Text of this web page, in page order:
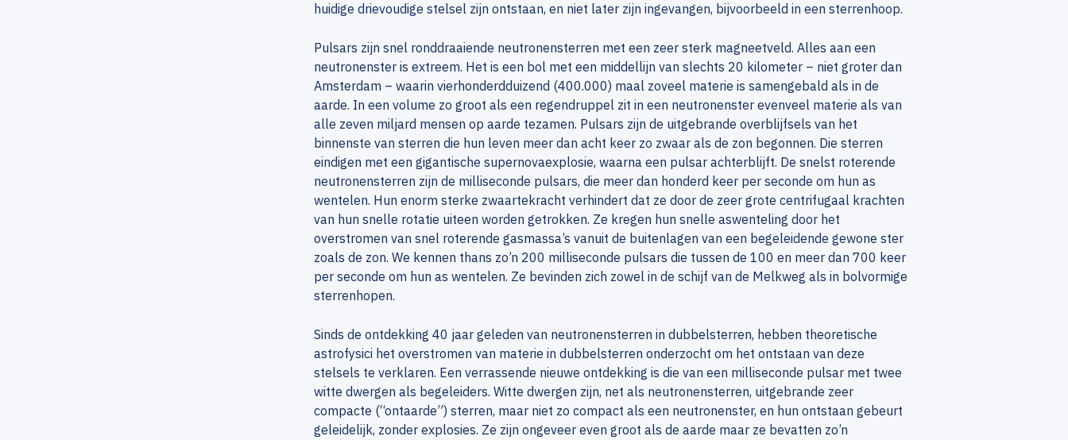
huidige drievoudige stelsel zijn ontstaan, en niet later zijn ingevangen, bijvoorbeeld in een sterrenhoop.
Pulsars zijn snel ronddraaiende neutronensterren met een zeer sterk magneetveld. Alles aan een
neutronenster is extreem. Het is een bol met een middellijn van slechts 20 kilometer – niet groter dan
Amsterdam – waarin vierhonderdduizend (400.000) maal zoveel materie is samengebald als in de
aarde. In een volume zo groot als een regendruppel zit in een neutronenster evenveel materie als van
alle zeven miljard mensen op aarde tezamen. Pulsars zijn de uitgebrande overblijfsels van het
binnenste van sterren die hun leven meer dan acht keer zo zwaar als de zon begonnen. Die sterren
eindigen met een gigantische supernovaexplosie, waarna een pulsar achterblijft. De snelst roterende
neutronensterren zijn de milliseconde pulsars, die meer dan honderd keer per seconde om hun as
wentelen. Hun enorm sterke zwaartekracht verhindert dat ze door de zeer grote centrifugaal krachten
van hun snelle rotatie uiteen worden getrokken. Ze kregen hun snelle aswenteling door het
overstromen van snel roterende gasmassa’s vanuit de buitenlagen van een begeleidende gewone ster
zoals de zon. We kennen thans zo’n 200 milliseconde pulsars die tussen de 100 en meer dan 700 keer
per seconde om hun as wentelen. Ze bevinden zich zowel in de schijf van de Melkweg als in bolvormige
sterrenhopen.
Sinds de ontdekking 40 jaar geleden van neutronensterren in dubbelsterren, hebben theoretische
astrofysici het overstromen van materie in dubbelsterren onderzocht om het ontstaan van deze
stelsels te verklaren. Een verrassende nieuwe ontdekking is die van een milliseconde pulsar met twee
witte dwergen als begeleiders. Witte dwergen zijn, net als neutronensterren, uitgebrande zeer
compacte (“ontaarde”) sterren, maar niet zo compact als een neutronenster, en hun ontstaan gebeurt
geleidelijk, zonder explosies. Ze zijn ongeveer even groot als de aarde maar ze bevatten zo’n